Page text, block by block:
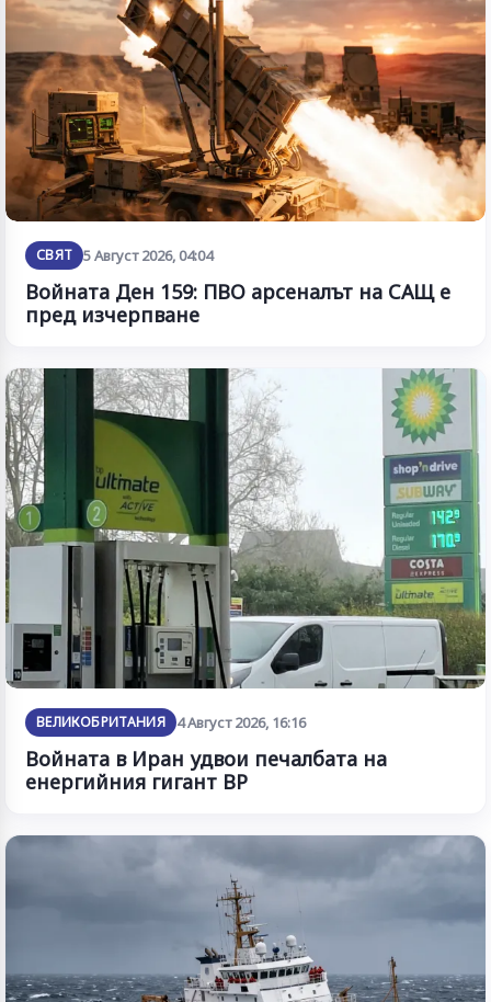
СВЯТ 5 Август 2026, 04:04
Войната Ден 159: ПВО арсеналът на САЩ е
пред изчерпване
ВЕЛИКОБРИТАНИЯ 4 Август 2026, 16:16
Войната в Иран удвои печалбата на
енергийния гигант BP